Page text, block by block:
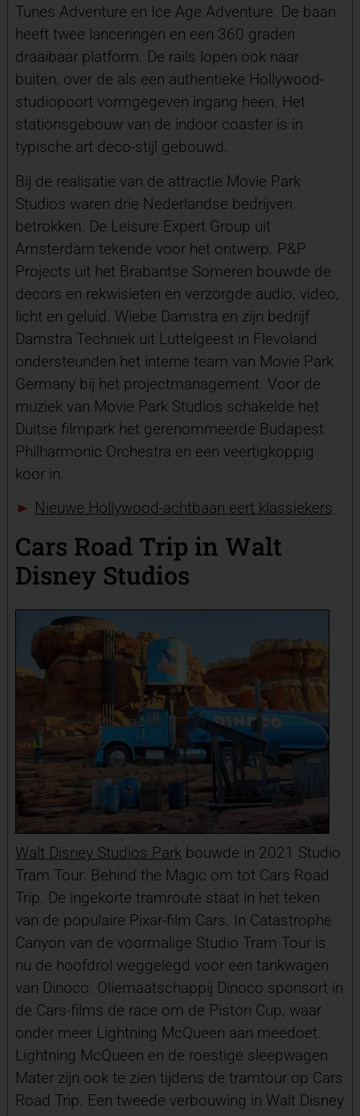
Tunes Adventure en Ice Age Adventure. De baan
heeft twee lanceringen en een 360 graden
draaibaar platform. De rails lopen ook naar
buiten, over de als een authentieke Hollywood-
studiopoort vormgegeven ingang heen. Het
stationsgebouw van de indoor coaster is in
typische art deco-stijl gebouwd.
Bij de realisatie van de attractie Movie Park
Studios waren drie Nederlandse bedrijven
betrokken. De Leisure Expert Group uit
Amsterdam tekende voor het ontwerp. P&P
Projects uit het Brabantse Someren bouwde de
decors en rekwisieten en verzorgde audio, video,
licht en geluid. Wiebe Damstra en zijn bedrijf
Damstra Techniek uit Luttelgeest in Flevoland
ondersteunden het interne team van Movie Park
Germany bij het projectmanagement. Voor de
muziek van Movie Park Studios schakelde het
Duitse filmpark het gerenommeerde Budapest
Philharmonic Orchestra en een veertigkoppig
koor in.
► Nieuwe Hollywood-achtbaan eert klassiekers
Cars Road Trip in Walt
Disney Studios
Walt Disney Studios Parkbouwde in 2021 Studio
Tram Tour: Behind the Magic om tot Cars Road
Trip. De ingekorte tramroute staat in het teken
van de populaire Pixar-film Cars. In Catastrophe
Canyon van de voormalige Studio Tram Tour is
nu de hoofdrol weggelegd voor een tankwagen
van Dinoco. Oliemaatschappij Dinoco sponsort in
de Cars-films de race om de Piston Cup, waar
onder meer Lightning McQueen aan meedoet.
Lightning McQueen en de roestige sleepwagen
Mater zijn ook te zien tijdens de tramtour op Cars
Road Trip. Een tweede verbouwing in Walt Disney